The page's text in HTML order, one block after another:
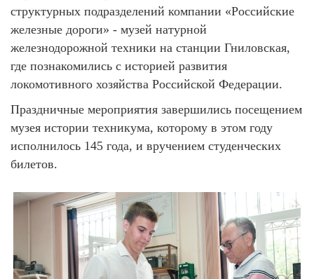
структурных подразделений компании «Российские
железные дороги» - музей натурной
железнодорожной техники на станции Гниловская,
где познакомились с историей развития
локомотивного хозяйства Российской Федерации.
Праздничные мероприятия завершились посещением
музея истории техникума, которому в этом году
исполнилось 145 года, и вручением студенческих
билетов.